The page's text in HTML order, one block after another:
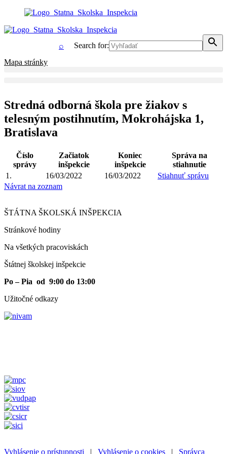
⌕
Search for:
Mapa stránky
Stredná odborná škola pre žiakov s
telesným postihnutím, Mokrohájska 1,
Bratislava
Číslo
správy
Začiatok
inšpekcie
Koniec
inšpekcie
Správa na
stiahnutie
1.
16/03/2022 16/03/2022
Stiahnuť správu
Návrat na zoznam
ŠTÁTNA ŠKOLSKÁ INŠPEKCIA
Stránkové hodiny​
Na všetkých pracoviskách
Štátnej školskej inšpekcie
Po – Pia od 9:00 do 13:00
Užitočné odkazy
Vyhlásenie o prístupnosti | Vyhlásenie o cookies | Správca